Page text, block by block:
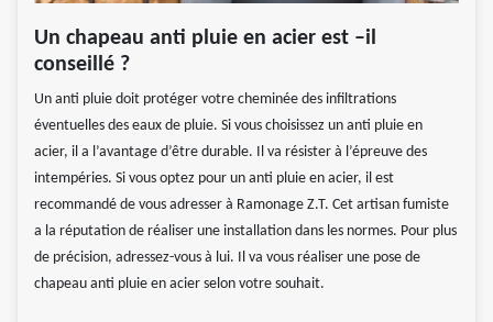
Un chapeau anti pluie en acier est –il
conseillé ?
Un anti pluie doit protéger votre cheminée des infiltrations
éventuelles des eaux de pluie. Si vous choisissez un anti pluie en
acier, il a l’avantage d’être durable. Il va résister à l’épreuve des
intempéries. Si vous optez pour un anti pluie en acier, il est
recommandé de vous adresser à Ramonage Z.T. Cet artisan fumiste
a la réputation de réaliser une installation dans les normes. Pour plus
de précision, adressez-vous à lui. Il va vous réaliser une pose de
chapeau anti pluie en acier selon votre souhait.